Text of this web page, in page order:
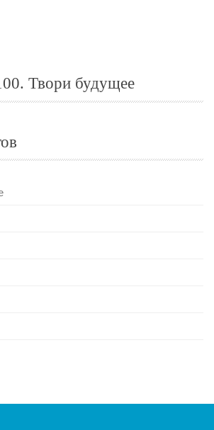
Твори будущее